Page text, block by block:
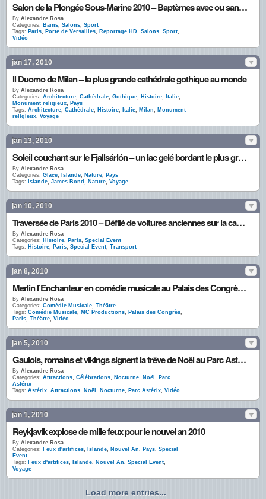
Salon de la Plongée Sous-Marine 2010 – Baptèmes avec ou sans bouteilles
By Alexandre Rosa
Categories: Bains, Salons, Sport
Tags: Paris, Porte de Versailles, Reportage HD, Salons, Sport,
Vidéo
jan 17, 2010
Il Duomo de Milan – la plus grande cathédrale gothique au monde
By Alexandre Rosa
Categories: Architecture, Cathédrale, Gothique, Histoire, Italie,
Monument religieux, Pays
Tags: Architecture, Cathédrale, Histoire, Italie, Milan, Monument
religieux, Voyage
jan 13, 2010
Soleil couchant sur le Fjallsárlón – un lac gelé bordant le plus grand glacier du monde
By Alexandre Rosa
Categories: Glace, Islande, Nature, Pays
Tags:
Islande, James Bond , Nature, Voyage
jan 10, 2010
Traversée de Paris 2010 – Défilé de voitures anciennes sur la capitale!
By Alexandre Rosa
Categories: Histoire, Paris, Special Event
Tags: Histoire, Paris, Special Event, Transport
jan 8, 2010
Merlin l’Enchanteur en comédie musicale au Palais des Congrès de Paris
By Alexandre Rosa
Categories: Comédie Musicale, Théâtre
Tags: Comédie Musicale, MC Productions, Palais des Congrès,
Paris, Théâtre, Vidéo
jan 5, 2010
Gaulois, romains et vikings signent la trêve de Noël au Parc Astérix
By Alexandre Rosa
Categories: Attractions, Célébrations, Nocturne, Noël , Parc
Astérix
Tags: Astérix, Attractions, Noël , Nocturne, Parc Astérix, Vidéo
jan 1, 2010
Reykjavik explose de mille feux pour le nouvel an 2010
By Alexandre Rosa
Categories: Feux d'artifices, Islande, Nouvel An, Pays, Special
Event
Tags: Feux d'artifices, Islande, Nouvel An, Special Event,
Voyage
Load more entries...